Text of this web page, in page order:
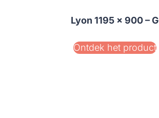
Lyon 1195 x 900 – G
Ontdek het product